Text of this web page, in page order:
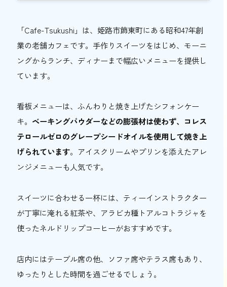
「Cafe-Tsukushi」は、姫路市飾東町にある昭和47年創
業の老舗カフェです。手作りスイーツをはじめ、モーニ
ングからランチ、ディナーまで幅広いメニューを提供し
ています。
看板メニューは、ふんわりと焼き上げたシフォンケー
キ。 ベーキングパウダーなどの膨張材は使わず、コレス
テロールゼロのグレープシードオイルを使用して焼き上
げられています。アイスクリームやプリンを添えたアレ
ンジメニューも人気です。
スイーツに合わせる一杯には、ティーインストラクター
が丁寧に淹れる紅茶や、アラビカ種トアルコトラジャを
使ったネルドリップコーヒーがおすすめです。
店内にはテーブル席の他、ソファ席やテラス席もあり、
ゆったりとした時間を過ごせるでしょう。